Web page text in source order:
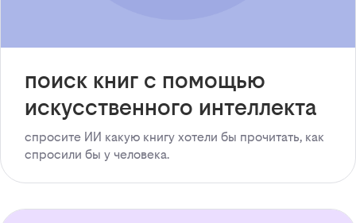
поиск книг с помощью
искусственного интеллекта
спросите ИИ какую книгу хотели бы прочитать, как
спросили бы у человека.